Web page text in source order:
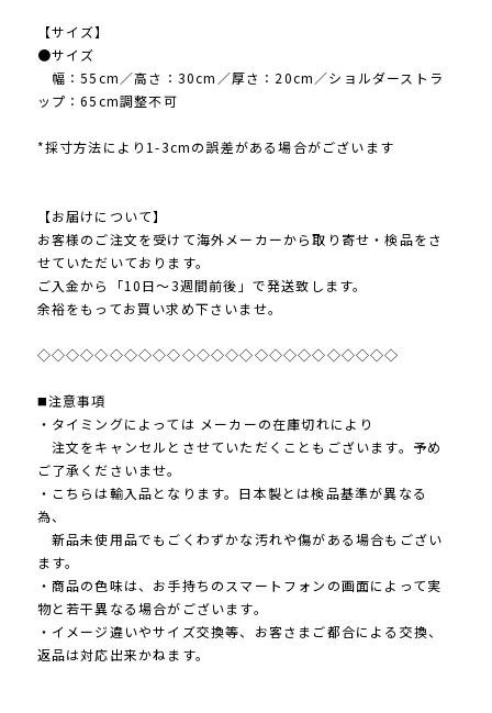
【サイズ】
●サイズ
幅：55cm／高さ：30cm／厚さ：20cm／ショルダーストラ
ップ：65cm調整不可
*採寸方法により1-3cmの誤差がある場合がございます
【お届けについて】
お客様のご注文を受けて海外メーカーから取り寄せ・検品をさ
せていただいております。
ご入金から「10日～3週間前後」で発送致します。
余裕をもってお買い求め下さいませ。
◇◇◇◇◇◇◇◇◇◇◇◇◇◇◇◇◇◇◇◇◇◇◇◇◇
◼️注意事項
・タイミングによっては メーカーの在庫切れにより
注文をキャンセルとさせていただくこともございます。予め
ご了承くださいませ。
・こちらは輸入品となります。日本製とは検品基準が異なる
為、
新品未使用品でもごくわずかな汚れや傷がある場合もござい
ます。
・商品の色味は、お手持ちのスマートフォンの画面によって実
物と若干異なる場合がございます。
・イメージ違いやサイズ交換等、お客さまご都合による交換、
返品は対応出来かねます。